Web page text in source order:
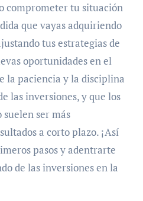
comprometer tu situación
que vayas adquiriendo
tus estrategias de
oportunidades en el
la paciencia y la disciplina
las inversiones, y que los
ser más
a corto plazo. ¡Así
pasos y adentrarte
de las inversiones en la